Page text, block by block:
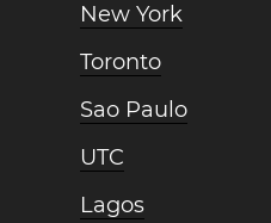
New York
Toronto
Sao Paulo
UTC
Lagos